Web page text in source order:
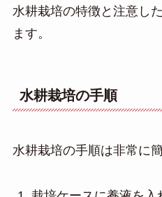
水耕栽培の特徴と注意し
ます。
水耕栽培の手順
水耕栽培の手順は非常に簡